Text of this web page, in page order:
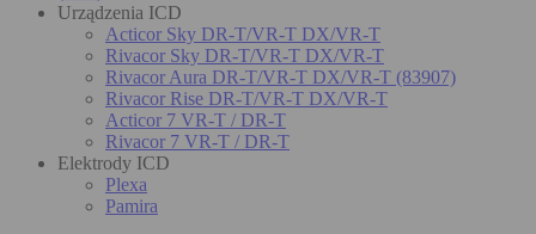
Urządzenia ICD
Acticor Sky DR-T/VR-T DX/VR-T
Rivacor Sky DR-T/VR-T DX/VR-T
Rivacor Aura DR-T/VR-T DX/VR-T (83907)
Rivacor Rise DR-T/VR-T DX/VR-T
Acticor 7 VR-T / DR-T
Rivacor 7 VR-T / DR-T
Elektrody ICD
Plexa
Pamira